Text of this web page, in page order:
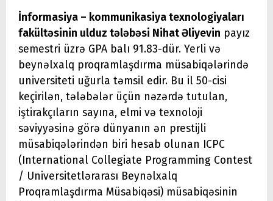
İnformasiya – kommunikasiya texnologiyaları
fakültəsinin ulduz tələbəsi Nihat Əliyevin payız
semestri üzrə GPA balı 91.83-dür. Yerli və
beynəlxalq proqramlaşdırma müsabiqələrində
universiteti uğurla təmsil edir. Bu il 50-cisi
keçirilən, tələbələr üçün nəzərdə tutulan,
iştirakçıların sayına, elmi və texnoloji
səviyyəsinə görə dünyanın ən prestijli
müsabiqələrindən biri hesab olunan ICPC
(International Collegiate Programming Contest
/ Universitetlərarası Beynəlxalq
Proqramlaşdırma Müsabiqəsi) müsabiqəsinin